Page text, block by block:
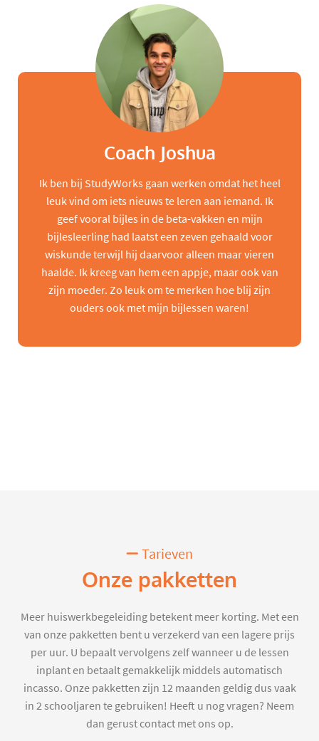
Coach Joshua
Ik ben bij StudyWorks gaan werken omdat het heel
leuk vind om iets nieuws te leren aan iemand. Ik
geef vooral bijles in de beta-vakken en mijn
bijlesleerling had laatst een zeven gehaald voor
wiskunde terwijl hij daarvoor alleen maar vieren
haalde. Ik kreeg van hem een appje, maar ook van
zijn moeder. Zo leuk om te merken hoe blij zijn
ouders ook met mijn bijlessen waren!
Tarieven
Onze pakketten
Meer huiswerkbegeleiding betekent meer korting. Met een
van onze pakketten bent u verzekerd van een lagere prijs
per uur. U bepaalt vervolgens zelf wanneer u de lessen
inplant en betaalt gemakkelijk middels automatisch
incasso. Onze pakketten zijn 12 maanden geldig dus vaak
in 2 schooljaren te gebruiken! Heeft u nog vragen? Neem
dan gerust contact met ons op.